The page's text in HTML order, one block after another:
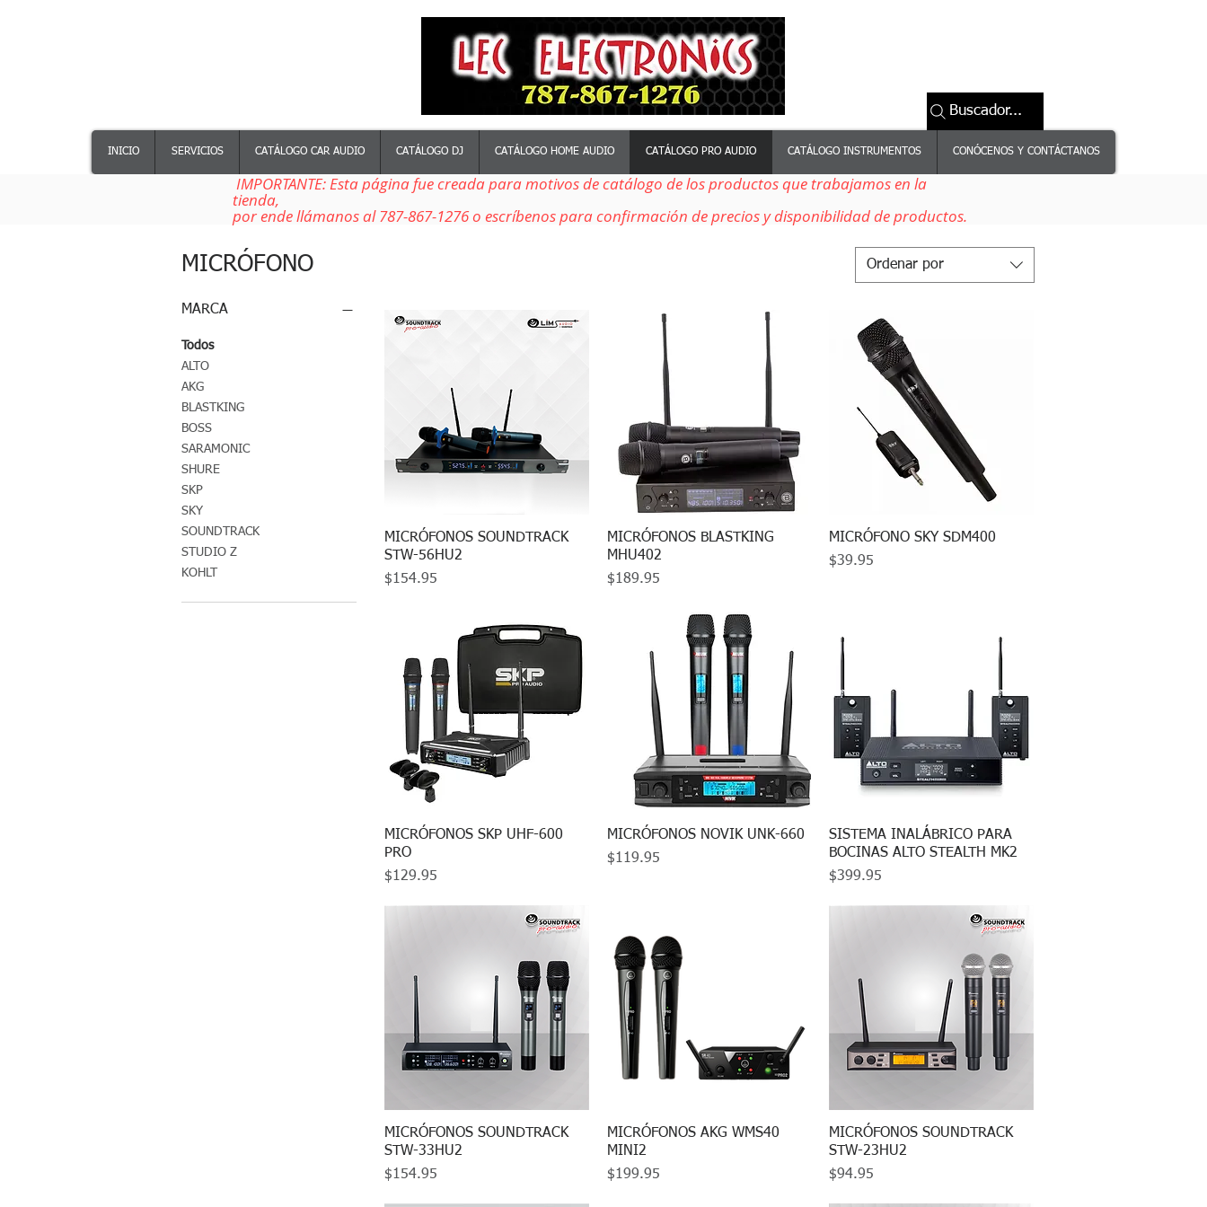
Buscador...
INICIO SERVICIOS CATÁLOGO CAR AUDIO CATÁLOGO DJ CATÁLOGO HOME AUDIO CATÁLOGO PRO AUDIO CATÁLOGO INSTRUMENTOS CONÓCENOS Y CONTÁCTANOS
IMPORTANTE: Esta página fue creada para motivos de catálogo de los productos que trabajamos en la
tienda,
por ende llámanos al 787-867-1276 o escríbenos para confirmación de precios y disponibilidad de productos.
MICRÓFONO
MARCA
Todos
ALTO
AKG
BLASTKING
BOSS
SARAMONIC
SHURE
SKP
SKY
SOUNDTRACK
STUDIO Z
KOHLT
Ordenar por
Vista rápida
MICRÓFONOS SOUNDTRACK
STW-56HU2
Precio
$154.95
Vista rápida
MICRÓFONOS BLASTKING
MHU402
Precio
$189.95
Vista rápida
MICRÓFONO SKY SDM400
Precio
$39.95
Vista rápida
MICRÓFONOS SKP UHF-600
PRO
Precio
$129.95
Vista rápida
MICRÓFONOS NOVIK UNK-660
Precio
$119.95
Vista rápida
SISTEMA INALÁBRICO PARA
BOCINAS ALTO STEALTH MK2
Precio
$399.95
Vista rápida
MICRÓFONOS SOUNDTRACK
STW-33HU2
Precio
$154.95
Vista rápida
MICRÓFONOS AKG WMS40
MINI2
Precio
$199.95
Vista rápida
MICRÓFONOS SOUNDTRACK
STW-23HU2
Precio
$94.95